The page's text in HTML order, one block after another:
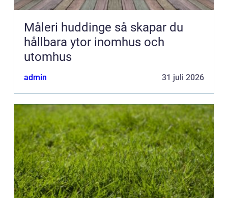
Måleri huddinge så skapar du
hållbara ytor inomhus och
utomhus
admin 31 juli 2026